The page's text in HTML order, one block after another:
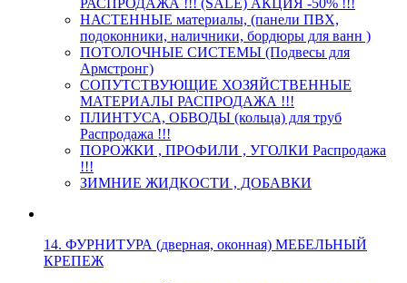
РАСПРОДАЖА !!! (SALE) АКЦИЯ -50% !!!
НАСТЕННЫЕ материалы, (панели ПВХ,
подоконники, наличники, бордюры для ванн )
ПОТОЛОЧНЫЕ СИСТЕМЫ (Подвесы для
Армстронг)
СОПУТСТВУЮЩИЕ ХОЗЯЙСТВЕННЫЕ
МАТЕРИАЛЫ РАСПРОДАЖА !!!
ПЛИНТУСА, ОБВОДЫ (кольца) для труб
Распродажа !!!
ПОРОЖКИ , ПРОФИЛИ , УГОЛКИ Распродажа
!!!
ЗИМНИЕ ЖИДКОСТИ , ДОБАВКИ
14. ФУРНИТУРА (дверная, оконная) МЕБЕЛЬНЫЙ
КРЕПЕЖ